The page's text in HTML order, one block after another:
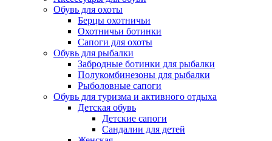
Обувь для охоты
Берцы охотничьи
Охотничьи ботинки
Сапоги для охоты
Обувь для рыбалки
Забродные ботинки для рыбалки
Полукомбинезоны для рыбалки
Рыболовные сапоги
Обувь для туризма и активного отдыха
Детская обувь
Детские сапоги
Сандалии для детей